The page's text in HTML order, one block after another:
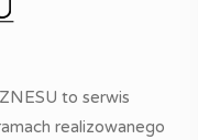
to serwis
realizowanego